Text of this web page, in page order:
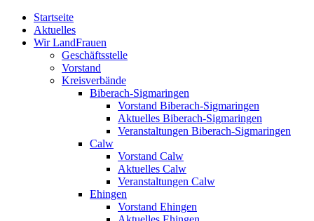
Zum
Inhalt
springen
Startseite
Aktuelles
Wir LandFrauen
Geschäftsstelle
Vorstand
Kreisverbände
Biberach-Sigmaringen
Vorstand Biberach-Sigmaringen
Aktuelles Biberach-Sigmaringen
Veranstaltungen Biberach-Sigmaringen
Calw
Vorstand Calw
Aktuelles Calw
Veranstaltungen Calw
Ehingen
Vorstand Ehingen